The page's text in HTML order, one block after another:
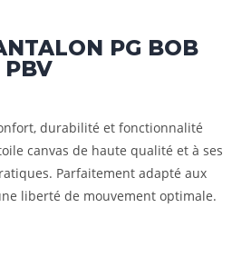
PG BOB
PBV
durabilité et fonctionnalité
canvas de haute qualité et à ses
Parfaitement adapté aux
liberté de mouvement optimale.